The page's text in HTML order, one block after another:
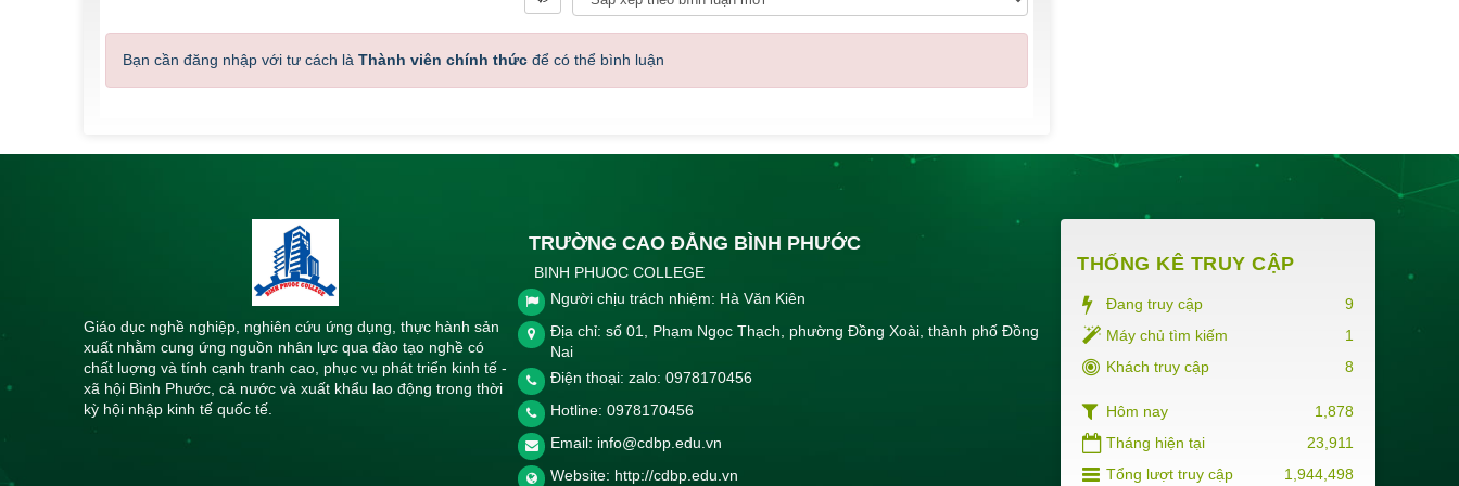
Bạn cần đăng nhập với tư cách là Thành viên chính thức để có thể bình luận
Giáo dục nghề nghiệp, nghiên cứu ứng dụng, thực hành sản
xuất nhằm cung ứng nguồn nhân lực qua đào tạo nghề có
chất luợng và tính cạnh tranh cao, phục vụ phát triển kinh tế -
xã hội Bình Phước, cả nước và xuất khẩu lao động trong thời
kỳ hội nhập kinh tế quốc tế.
TRƯỜNG CAO ĐẲNG BÌNH PHƯỚC
BINH PHUOC COLLEGE
Người chịu trách nhiệm: Hà Văn Kiên
Địa chỉ: số 01, Phạm Ngọc Thạch, phường Đồng Xoài, thành phố Đồng
Nai
Điện thoại: zalo: 0978170456
Hotline: 0978170456
Email: info@cdbp.edu.vn
Website: http://cdbp.edu.vn
THỐNG KÊ TRUY CẬP
Đang truy cập
9
Máy chủ tìm kiếm
1
Khách truy cập
8
Hôm nay
1,878
Tháng hiện tại
23,911
Tổng lượt truy cập
1,944,498